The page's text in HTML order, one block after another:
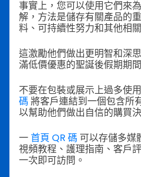
事實上，您可以使用它們來
解，方法是儲存有關產品的
料、可持續性努力和其他相
這激勵他們做出更明智和深
滿低價優惠的聖誕後假期期
不要在包裝或展示上過多使
碼 將客戶連結到一個包含所
以幫助他們做出自信的購買
一首頁 QR 碼 可以存儲多媒
視頻教程、護理指南、客戶
一次即可訪問。